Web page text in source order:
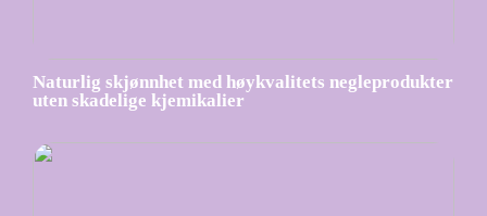
Naturlig skjønnhet med høykvalitets negleprodukter
uten skadelige kjemikalier